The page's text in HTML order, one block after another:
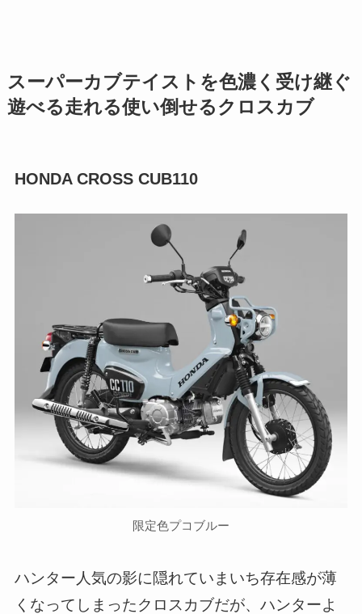
スーパーカブテイストを色濃く受け継ぐ
遊べる走れる使い倒せるクロスカブ
HONDA CROSS CUB110
限定色プコブルー
ハンター人気の影に隠れていまいち存在感が薄
くなってしまったクロスカブだが、ハンターよ